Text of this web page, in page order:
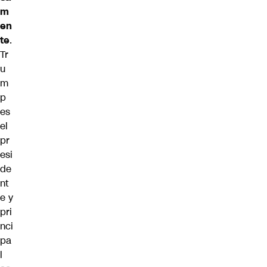
m
en
te.
Tr
u
m
p
es
el
pr
esi
de
nt
e y
pri
nci
pa
l